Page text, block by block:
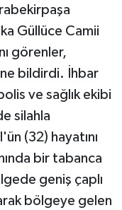
Güllüce Camii
görenler,
bildirdi. İhbar
ve sağlık ekibi
silahla
(32) hayatını
bir tabanca
geniş çaplı
bölgeye gelen